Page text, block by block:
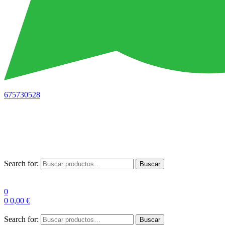
675730528
Search for: Buscar
0
0 0,00 €
Search for: Buscar